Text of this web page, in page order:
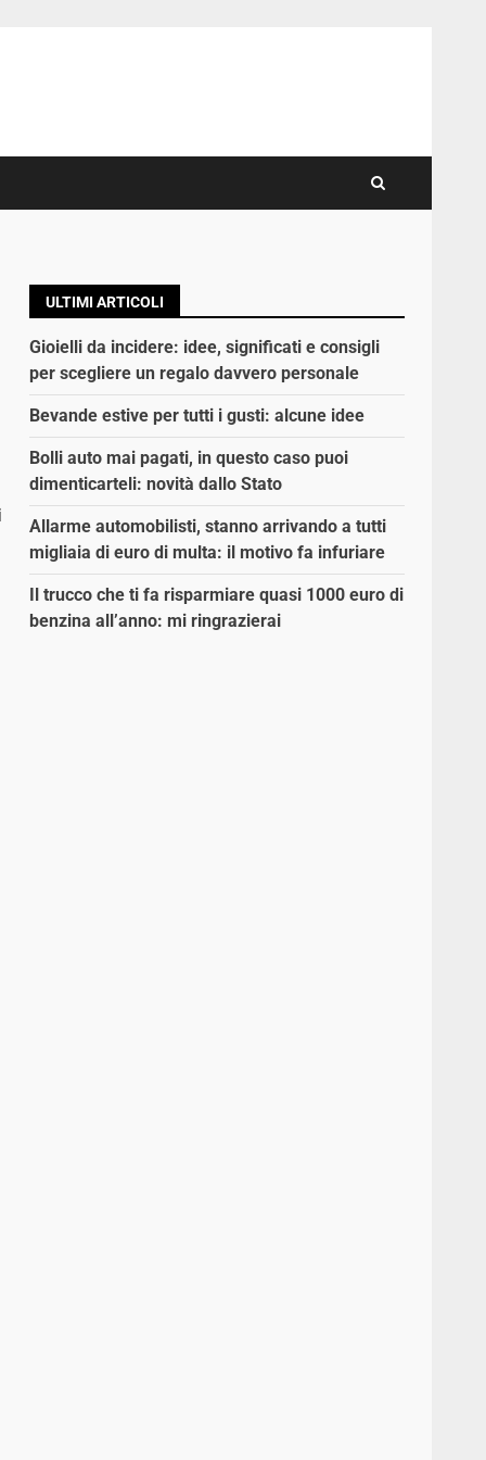
ULTIMI ARTICOLI
Gioielli da incidere: idee, significati e consigli
per scegliere un regalo davvero personale
Bevande estive per tutti i gusti: alcune idee
Bolli auto mai pagati, in questo caso puoi
dimenticarteli: novità dallo Stato
Allarme automobilisti, stanno arrivando a tutti
migliaia di euro di multa: il motivo fa infuriare
Il trucco che ti fa risparmiare quasi 1000 euro di
benzina all’anno: mi ringrazierai